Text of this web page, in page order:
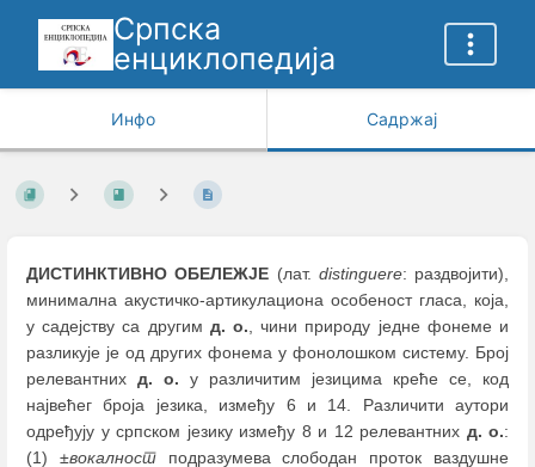
Српска
енциклопедија
Инфо Садржај
ДИСТИНКТИВНО ОБЕЛЕЖЈЕ (лат. distinguere: раздвојити),
минимална акустичко-артикулациона особеност гласа, која,
у садејству са другим д. о., чини природу једне фонеме и
разликује је од других фонема у фонолошком систему. Број
релевантних д. о. у различитим језицима креће се, код
највећег броја језика, између 6 и 14. Различити аутори
одређују у српском језику између 8 и 12 релевантних д. о.:
(1) ±вокалностподразумева слободан проток ваздушне